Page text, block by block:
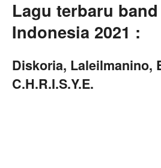
Lagu terbaru
Indonesia 2021 :
Diskoria, Laleilmanino,
C.H.R.I.S.Y.E.